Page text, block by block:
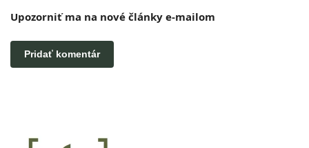
Upozorniť ma na nové články e-mailom